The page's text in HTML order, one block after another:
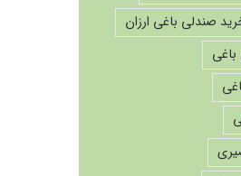
صندلی باغی ارزان
باغی